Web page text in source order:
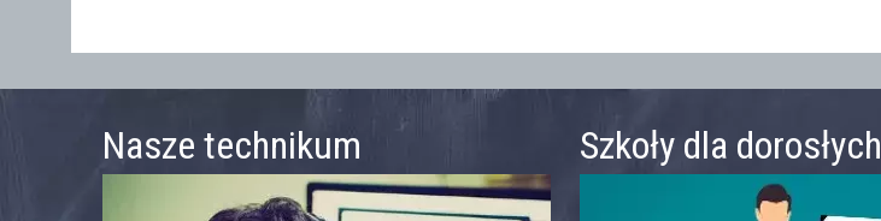
Nasze technikum Szkoły dla dorosłych